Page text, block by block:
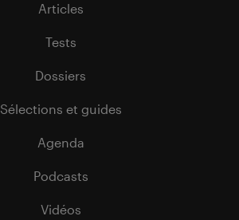
Articles
Tests
Dossiers
Sélections et guides
Agenda
Podcasts
Vidéos